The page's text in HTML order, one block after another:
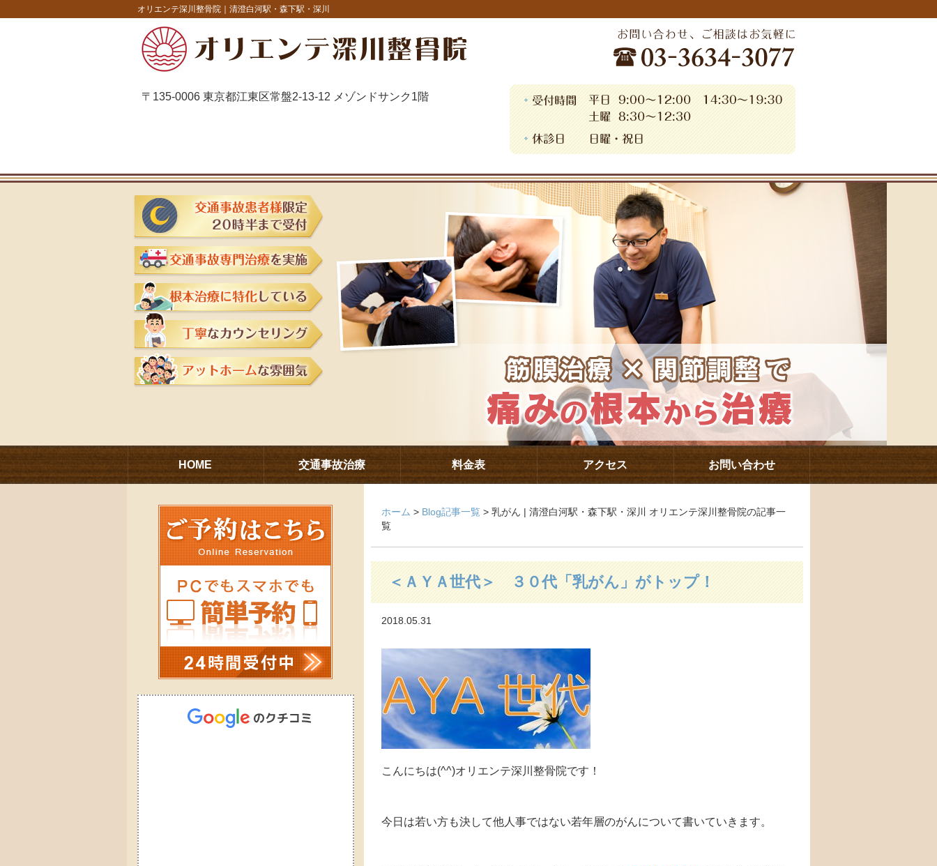
オリエンテ深川整骨院｜清澄白河駅・森下駅・深川
〒135-0006 東京都江東区常盤2-13-12 メゾンドサンク1階
HOME 交通事故治療 料金表 アクセス お問い合わせ
ホーム > Blog記事一覧 > 乳がん | 清澄白河駅・森下駅・深川 オリエンテ深川整骨院の記事一
覧
＜ＡＹＡ世代＞ ３０代「乳がん」がトップ！
2018.05.31
こんにちは(^^)オリエンテ深川整骨院です！
今日は若い方も決して他人事ではない若年層のがんについて書いていきます。